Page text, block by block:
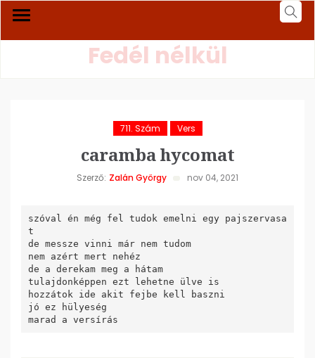
Fedél nélkül
711. Szám Vers
caramba hycomat
Szerző: Zalán György nov 04, 2021
szóval én még fel tudok emelni egy pajszervasa
t
de messze vinni már nem tudom
nem azért mert nehéz
de a derekam meg a hátam
tulajdonképpen ezt lehetne ülve is
hozzátok ide akit fejbe kell baszni
jó ez hülyeség